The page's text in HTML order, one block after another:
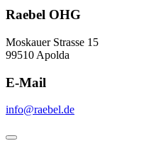
Raebel OHG
Moskauer Strasse 15
99510 Apolda
E-Mail
info@raebel.de